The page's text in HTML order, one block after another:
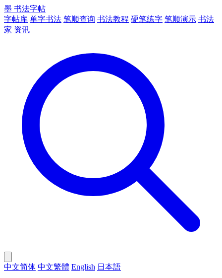
墨 书法字帖
字帖库 单字书法 笔顺查询 书法教程 硬笔练字 笔顺演示 书法
家 资讯
中文简体 中文繁體 English 日本語